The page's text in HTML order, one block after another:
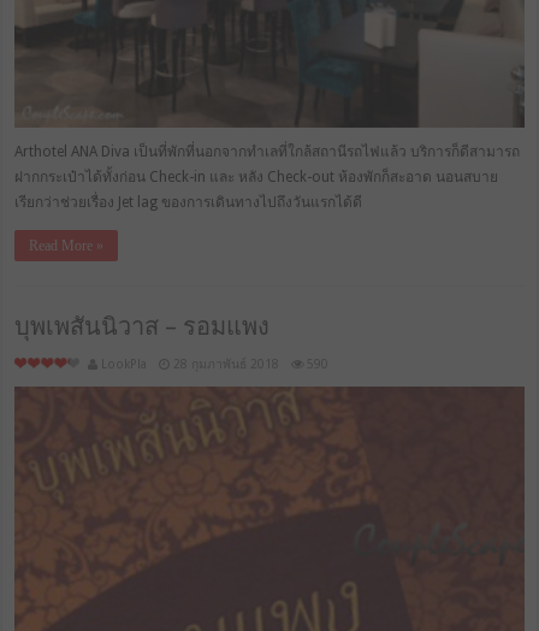
Arthotel ANA Diva เป็นที่พักที่นอกจากทำเลที่ใกล้สถานีรถไฟแล้ว บริการก็ดีสามารถ
ฝากกระเป๋าได้ทั้งก่อน Check-in และ หลัง Check-out ห้องพักก็สะอาด นอนสบาย
เรียกว่าช่วยเรื่อง Jet lag ของการเดินทางไปถึงวันแรกได้ดี
Read More »
บุพเพสันนิวาส – รอมแพง
28 กุมภาพันธ์ 2018